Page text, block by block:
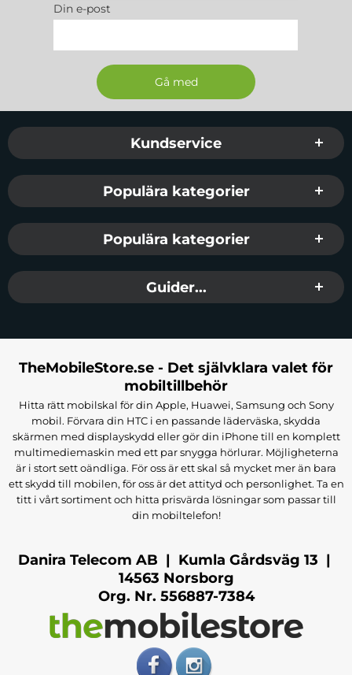
Din e-post
Sidfot Blandad info och länkar
Kundservice
Populära kategorier
Populära kategorier
Guider...
TheMobileStore.se - Det självklara valet för
mobiltillbehör
Hitta rätt mobilskal för din Apple, Huawei, Samsung och Sony
mobil. Förvara din HTC i en passande läderväska, skydda
skärmen med displayskydd eller gör din iPhone till en komplett
multimediemaskin med ett par snygga hörlurar. Möjligheterna
är i stort sett oändliga. För oss är ett skal så mycket mer än bara
ett skydd till mobilen, för oss är det attityd och personlighet. Ta en
titt i vårt sortiment och hitta prisvärda lösningar som passar till
din mobiltelefon!
Danira Telecom AB | Kumla Gårdsväg 13 |
14563 Norsborg
Org. Nr. 556887-7384